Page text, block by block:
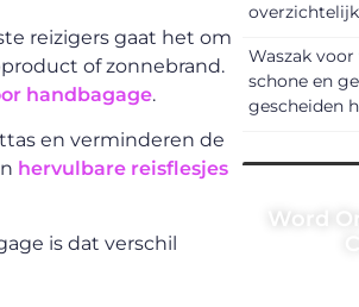
reizigers gaat het om
of zonnebrand.
handbagage.
en verminderen de
hervulbare reisflesjes
is dat verschil
Waszak
schone en
gescheiden
Word